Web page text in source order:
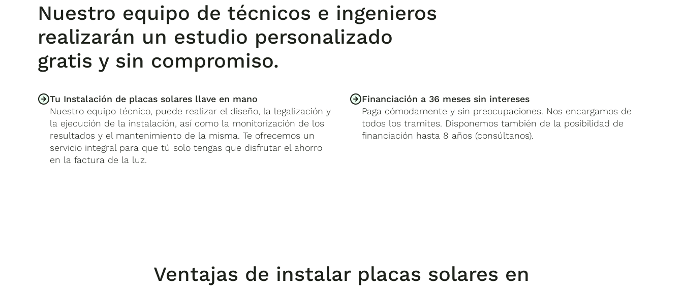
Nuestro equipo de técnicos e ingenieros
realizarán un estudio personalizado
gratis y sin compromiso.
Tu Instalación de placas solares llave en mano
Nuestro equipo técnico, puede realizar el diseño, la legalización y
la ejecución de la instalación, así como la monitorización de los
resultados y el mantenimiento de la misma. Te ofrecemos un
servicio integral para que tú solo tengas que disfrutar el ahorro
en la factura de la luz.
Financiación a 36 meses sin intereses
Paga cómodamente y sin preocupaciones. Nos encargamos de
todos los tramites. Disponemos también de la posibilidad de
financiación hasta 8 años (consúltanos).
Ventajas de instalar placas solares en